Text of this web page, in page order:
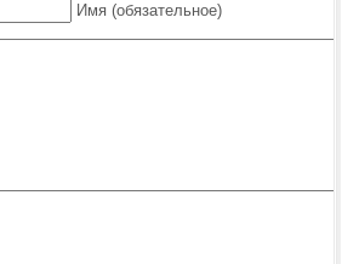
Имя (обязательное)